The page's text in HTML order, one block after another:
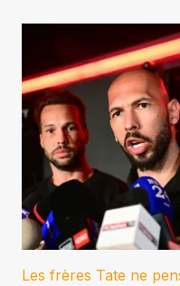
Les frères Tate ne